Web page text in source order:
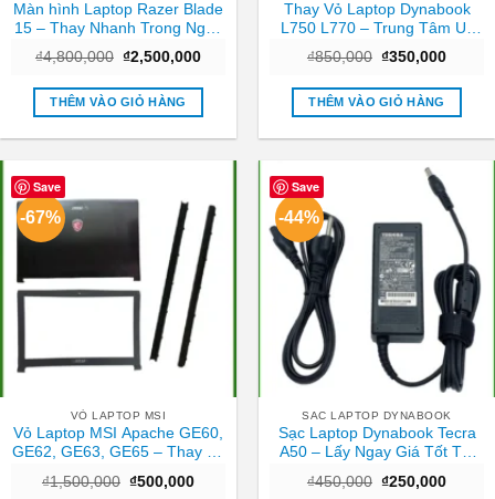
Màn hình Laptop Razer Blade
15 – Thay Nhanh Trong Ngày
TPHCM
₫4,800,000 Giá
là:
₫4,800,000.
₫2,500,000Giá
tại
₫2,500,000.
THÊM VÀO GIỎ HÀNG
Thay Vỏ Laptop Dynabook
L750 L770 – Trung Tâm Uy
Tín Gần Nhất TPHCM
₫850,000 Giá
là:
₫850,000.
₫350,000Giá
tại
THÊM VÀO GIỎ HÀNG
Save
-67%
VỎ LAPTOP MSI
Vỏ Laptop MSI Apache GE60,
GE62, GE63, GE65 – Thay Vỏ
₫1,500,000 Giá
₫500,000Giá
Save
-44%
SAC LAPTOP DYNABOOK
Sạc Laptop Dynabook Tecra
A50 – Lấy Ngay Giá Tốt Tại
₫450,000 Giá
₫250,000Giá